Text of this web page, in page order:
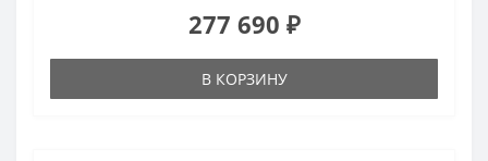
277 690 ₽
В КОРЗИНУ